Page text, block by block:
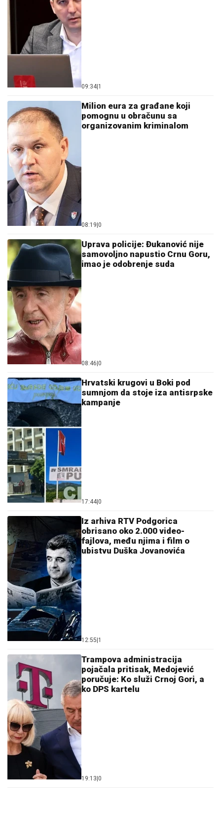
09:34|1
Milion eura za građane koji
pomognu u obračunu sa
organizovanim kriminalom
08:19|0
Uprava policije: Đukanović nije
samovoljno napustio Crnu Goru,
imao je odobrenje suda
08:46|0
Hrvatski krugovi u Boki pod
sumnjom da stoje iza antisrpske
kampanje
17:44|0
Iz arhiva RTV Podgorica
obrisano oko 2.000 video-
fajlova, među njima i film o
ubistvu Duška Jovanovića
12:55|1
Trampova administracija
pojačala pritisak, Medojević
poručuje: Ko služi Crnoj Gori, a
ko DPS kartelu
19:13|0